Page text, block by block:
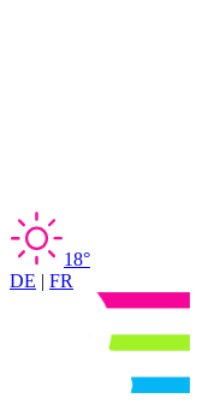
18°
DE | FR